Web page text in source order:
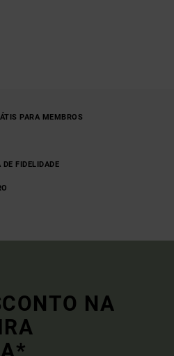
PARA MEMBROS
FIDELIDADE
NA